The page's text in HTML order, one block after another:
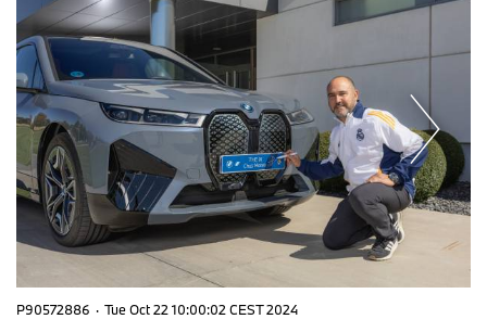
P90572886 · Tue Oct 22 10:00:02 CEST 2024